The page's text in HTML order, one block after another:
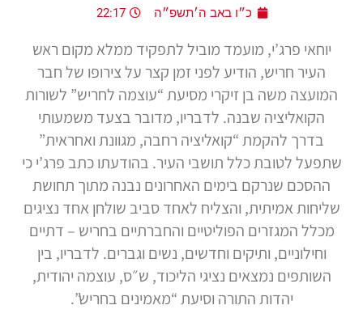
כ״ו באב ה׳תשפ״ה 22:17
יוחאי פרג’י, מועמד מוביל לתפקיד ממלא מקום ראש
העיר חריש, הודיע לפני זמן קצר על צירופו של חבר
המועצה משה בן זיקרי מסיעת “עוצמה לחריש” לשורות
הקואליציה שבנה. לדבריו, מדובר בצעד משמעותי
בדרך להקמת “קואליציה רחבה, מגוונת ואחראית”
שתפעל לטובת כלל תושבי העיר. בהודעתו כתב פרג’י כי
ההסכם שנרקם בימים האחרונים נבנה מתוך תחושת
שליחות אמיתית, והצליח לאחד סביב שולחן אחד נציגים
מכלל המגזרים הפוליטיים והחברתיים בחריש – דתיים
וחילוניים, ותיקים וחדשים, נשים וגברים. לדבריו, בין
השותפים נמצאים נציגי הליכוד, ש״ס, עוצמה יהודית,
יהדות התורה וסיעת “מאמינים בחריש”.